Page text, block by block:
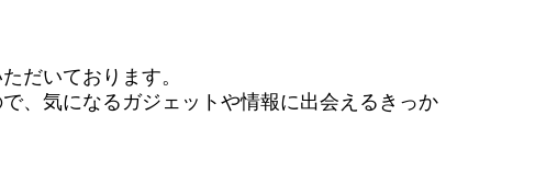
だいております。
、気になるガジェットや情報に出会えるきっか